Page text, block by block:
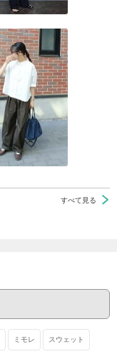
すべて見る
ミモレ スウェット